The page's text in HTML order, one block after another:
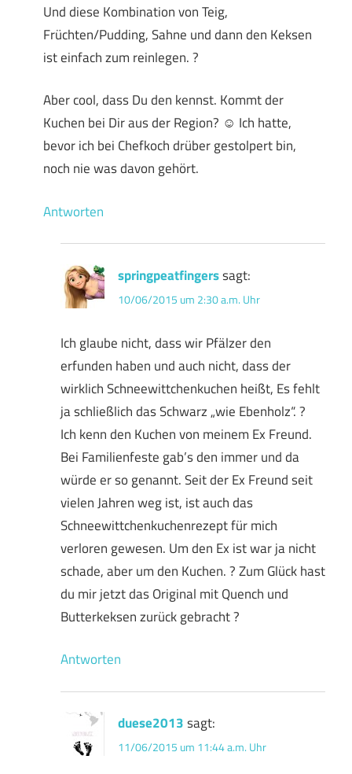
Und diese Kombination von Teig,
Früchten/Pudding, Sahne und dann den Keksen
ist einfach zum reinlegen. ?
Aber cool, dass Du den kennst. Kommt der
Kuchen bei Dir aus der Region? ☺ Ich hatte,
bevor ich bei Chefkoch drüber gestolpert bin,
noch nie was davon gehört.
Antworten
springpeatfingerssagt:
10/06/2015 um 2:30 a.m. Uhr
Ich glaube nicht, dass wir Pfälzer den
erfunden haben und auch nicht, dass der
wirklich Schneewittchenkuchen heißt, Es fehlt
ja schließlich das Schwarz „wie Ebenholz“. ?
Ich kenn den Kuchen von meinem Ex Freund.
Bei Familienfeste gab’s den immer und da
würde er so genannt. Seit der Ex Freund seit
vielen Jahren weg ist, ist auch das
Schneewittchenkuchenrezept für mich
verloren gewesen. Um den Ex ist war ja nicht
schade, aber um den Kuchen. ? Zum Glück hast
du mir jetzt das Original mit Quench und
Butterkeksen zurück gebracht ?
Antworten
duese2013sagt:
11/06/2015 um 11:44 a.m. Uhr